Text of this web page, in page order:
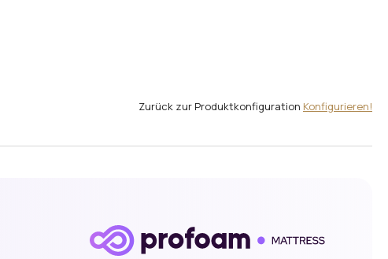
Zurück zur Produktkonfiguration Konfigurieren!